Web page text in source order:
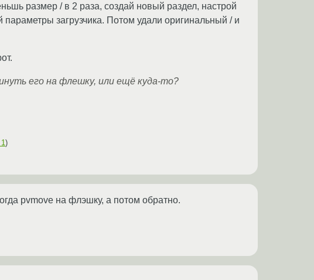
размер / в 2 раза, создай новый раздел, настрой
загрузчика. Потом удали оригинальный / и
его на флешку, или ещё куда-то?
)
pvmove на флэшку, а потом обратно.